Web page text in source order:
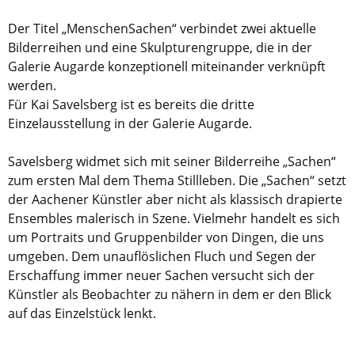
Der Titel „MenschenSachen“ verbindet zwei aktuelle
Bilderreihen und eine Skulpturengruppe, die in der
Galerie Augarde konzeptionell miteinander verknüpft
werden.
Für Kai Savelsberg ist es bereits die dritte
Einzelausstellung in der Galerie Augarde.
Savelsberg widmet sich mit seiner Bilderreihe „Sachen“
zum ersten Mal dem Thema Stillleben. Die „Sachen“ setzt
der Aachener Künstler aber nicht als klassisch drapierte
Ensembles malerisch in Szene. Vielmehr handelt es sich
um Portraits und Gruppenbilder von Dingen, die uns
umgeben. Dem unauflöslichen Fluch und Segen der
Erschaffung immer neuer Sachen versucht sich der
Künstler als Beobachter zu nähern in dem er den Blick
auf das Einzelstück lenkt.